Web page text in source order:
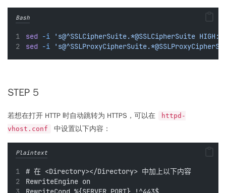
Bash
sed -i
's@^SSLCipherSuite.*@SSLCipherSuite
sed
-i
STEP 5
若想在打开 HTTP 时自动跳转为 HTTPS，可以在
httpd-
vhost.conf
中设置以下内容：
Plaintext
# 在 <Directory></Directory> 中加上以下内容
RewriteEngine on